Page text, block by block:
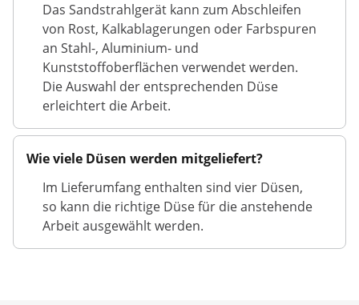
Das Sandstrahlgerät kann zum Abschleifen
von Rost, Kalkablagerungen oder Farbspuren
an Stahl-, Aluminium- und
Kunststoffoberflächen verwendet werden.
Die Auswahl der entsprechenden Düse
erleichtert die Arbeit.
Wie viele Düsen werden mitgeliefert?
Im Lieferumfang enthalten sind vier Düsen,
so kann die richtige Düse für die anstehende
Arbeit ausgewählt werden.